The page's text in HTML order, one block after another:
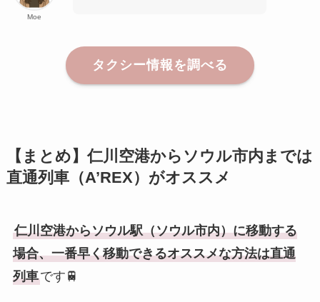
Moe
タクシー情報を調べる
【まとめ】仁川空港からソウル市内までは
直通列車（A’REX）がオススメ
仁川空港からソウル駅（ソウル市内）に移動する
場合、一番早く移動できるオススメな方法は直通
列車です🚆